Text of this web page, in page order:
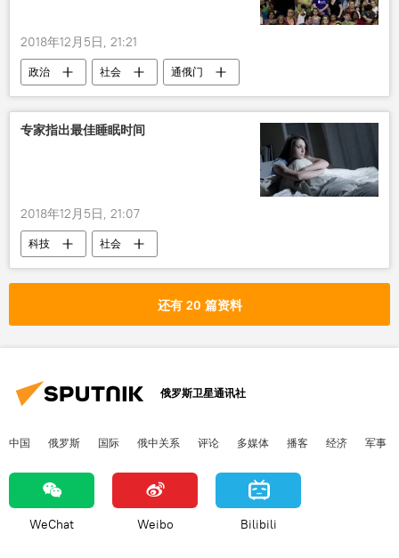
2018年12月5日, 21:21
政治 社会 通俄门
专家指出最佳睡眠时间
2018年12月5日, 21:07
科技 社会
还有 20 篇资料
俄罗斯卫星通讯社
中国 俄罗斯 国际 俄中关系 评论 多媒体 播客 经济 军事
WeChat Weibo Bilibili